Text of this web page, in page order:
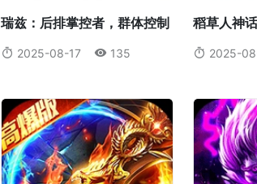
瑞兹：后排掌控者，群体控制
的艺术大师
2025-08-17 135
稻草人神
火箭腰带
2025-